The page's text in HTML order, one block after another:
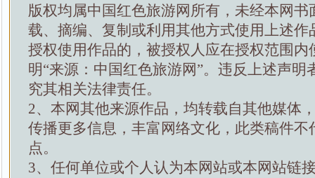
版权均属中国红色旅游网所有，未经本网书
载、摘编、复制或利用其他方式使用上述作
授权使用作品的，被授权人应在授权范围内
明“来源：中国红色旅游网”。违反上述声明
究其相关法律责任。
2、本网其他来源作品，均转载自其他媒体
传播更多信息，丰富网络文化，此类稿件不
点。
3、任何单位或个人认为本网站或本网站链